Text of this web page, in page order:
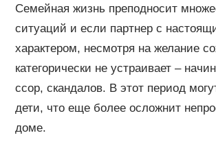
Семейная жизнь преподносит
ситуаций и если партнер с
характером, несмотря на желание
категорически не устраивает –
ссор, скандалов. В этот период
дети, что еще более осложнит
доме.